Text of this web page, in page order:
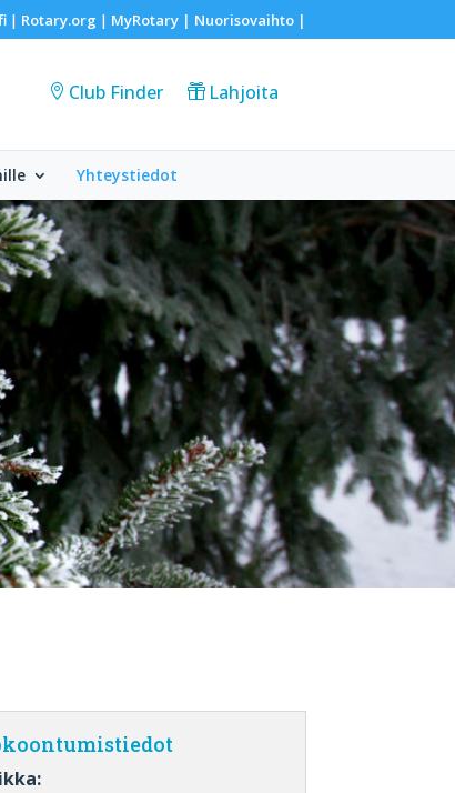
| Rotary.org | MyRotary | Nuorisovaihto|
Club Finder Lahjoita
Yhteystiedot